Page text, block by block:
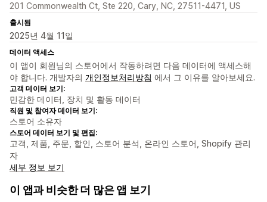
201 Commonwealth Ct, Ste 220, Cary, NC, 27511-4471, US
출시됨
2025년 4월 11일
데이터 액세스
이 앱이 회원님의 스토어에서 작동하려면 다음 데이터에 액세스해
야 합니다. 개발자의 개인정보처리방침 에서 그 이유를 알아보세요.
고객 데이터 보기:
민감한 데이터, 장치 및 활동 데이터
직원 및 참여자 데이터 보기:
스토어 소유자
스토어 데이터 보기 및 편집:
고객, 제품, 주문, 할인, 스토어 분석, 온라인 스토어, Shopify 관리
자
세부 정보 보기
이 앱과 비슷한 더 많은 앱 보기